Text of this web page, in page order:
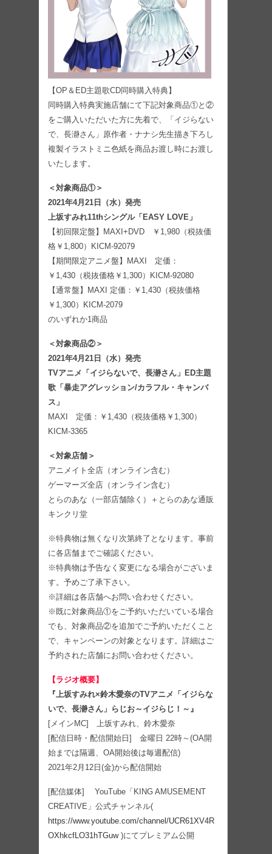
【OP＆ED主題歌CD同時購入特典】
同時購入特典実施店舗にて下記対象商品①と②
をご購入いただいた方に先着で、「イジらない
で、長瀞さん」原作者・ナナシ先生描き下ろし
複製イラストミニ色紙を商品お渡し時にお渡し
いたします。
＜対象商品①＞
2021年4月21日（水）発売
上坂すみれ11thシングル「EASY LOVE」
【初回限定盤】MAXI+DVD ￥1,980（税抜価
格￥1,800）KICM-92079
【期間限定アニメ盤】MAXI 定価：
￥1,430（税抜価格￥1,300）KICM-92080
【通常盤】MAXI 定価：￥1,430（税抜価格
￥1,300）KICM-2079
のいずれか1商品
＜対象商品②＞
2021年4月21日（水）発売
TVアニメ「イジらないで、長瀞さん」ED主題
歌「暴走アグレッション/カラフル・キャンバ
ス」
MAXI 定価：￥1,430（税抜価格￥1,300）
KICM-3365
＜対象店舗＞
アニメイト全店（オンライン含む）
ゲーマーズ全店（オンライン含む）
とらのあな（一部店舗除く）＋とらのあな通販
キンクリ堂
※特典物は無くなり次第終了となります。事前
に各店舗までご確認ください。
※特典物は予告なく変更になる場合がございま
す。予めご了承下さい。
※詳細は各店舗へお問い合わせください。
※既に対象商品①をご予約いただいている場合
でも、対象商品②を追加でご予約いただくこと
で、キャンペーンの対象となります。詳細はご
予約された店舗にお問い合わせください。
【ラジオ概要】
『上坂すみれ×鈴木愛奈のTVアニメ「イジらな
いで、長瀞さん」らじお～イジらじ！～』
[メインMC] 上坂すみれ、鈴木愛奈
[配信日時・配信開始日] 金曜日 22時～(OA開
始までは隔週、OA開始後は毎週配信)
2021年2月12日(金)から配信開始
[配信媒体] YouTube「KING AMUSEMENT
CREATIVE」公式チャンネル(
https://www.youtube.com/channel/UCR61XV4R
OXhkcfLO31hTGuw)にてプレミアム公開